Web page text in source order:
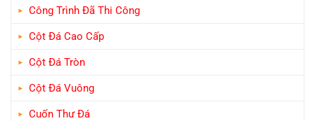
Công Trình Đã Thi Công
Cột Đá Cao Cấp
Cột Đá Tròn
Cột Đá Vuông
Cuốn Thư Đá